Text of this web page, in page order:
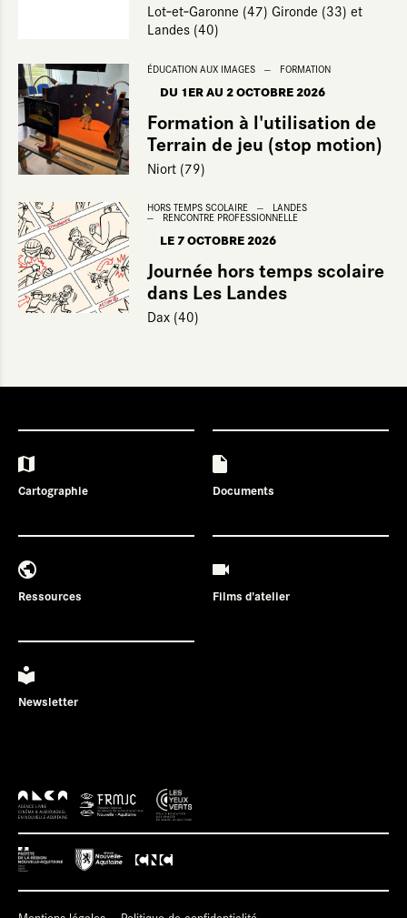
Lot‑et‑Garonne (47) Gironde (33) et
Landes (40)
ÉDUCATION AUX IMAGES FORMATION
DU 1ERAU 2 OCTOBRE 2026
Formation à l'utilisation de
Terrain de jeu (stop motion)
Niort (79)
HORS TEMPS SCOLAIRE LANDES
RENCONTRE PROFESSIONNELLE
LE 7 OCTOBRE 2026
Journée hors temps scolaire
dans Les Landes
Dax (40)
Cartographie Documents
Ressources Films d'atelier
Newsletter